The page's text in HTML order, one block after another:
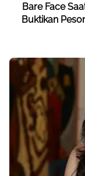
Bare Face
Buktikan